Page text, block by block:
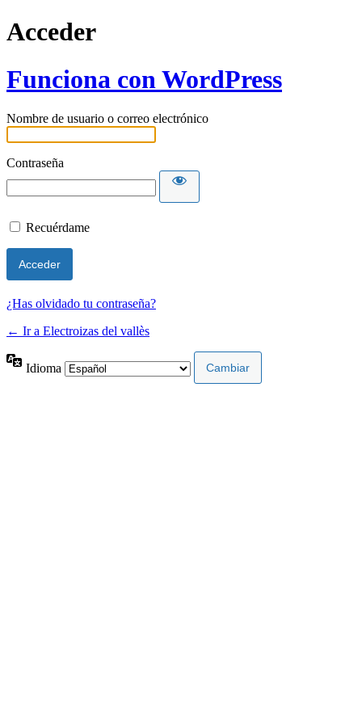
Acceder
Funciona con WordPress
Nombre de usuario o correo electrónico
Contraseña
Recuérdame
¿Has olvidado tu contraseña?
← Ir a Electroizas del vallès
Idioma